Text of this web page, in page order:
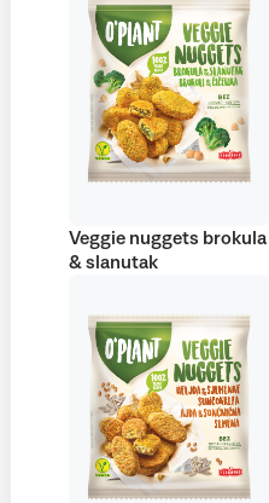
Veggie nuggets brokula
& slanutak